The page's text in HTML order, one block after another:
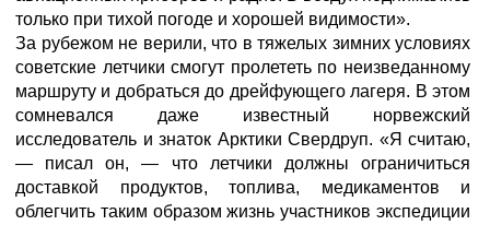
только при тихой погоде и хорошей видимости».
За рубежом не верили, что в тяжелых зимних условиях
советские летчики смогут пролететь по неизведанному
маршруту и добраться до дрейфующего лагеря. В этом
сомневался даже известный норвежский
исследователь и знаток Арктики Свердруп. «Я считаю,
— писал он, — что летчики должны ограничиться
доставкой продуктов, топлива, медикаментов и
облегчить таким образом жизнь участников экспедиции